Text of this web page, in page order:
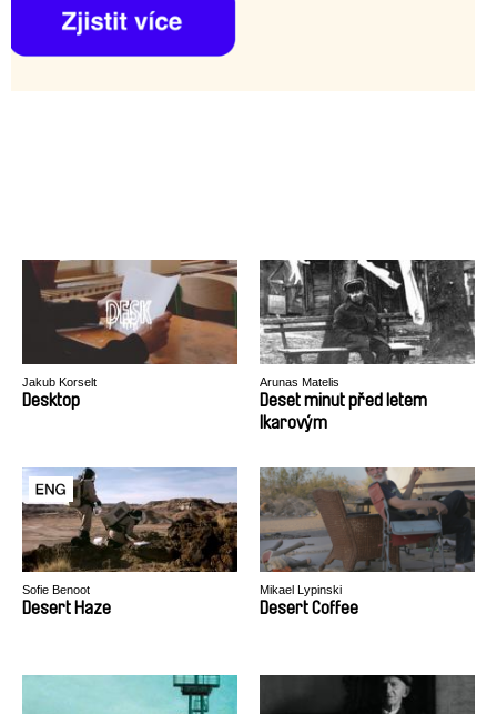
Jakub Korselt
Desktop
Arunas Matelis
Deset minut před letem
Ikarovým
Sofie Benoot
Desert Haze
Mikael Lypinski
Desert Coffee